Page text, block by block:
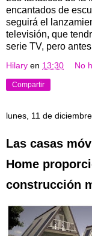
encantados de
seguirá el
televisión, que
serie TV, pero
Hilary en 13:30 No
Compartir
lunes, 11 de
Las casas
Home
construcción